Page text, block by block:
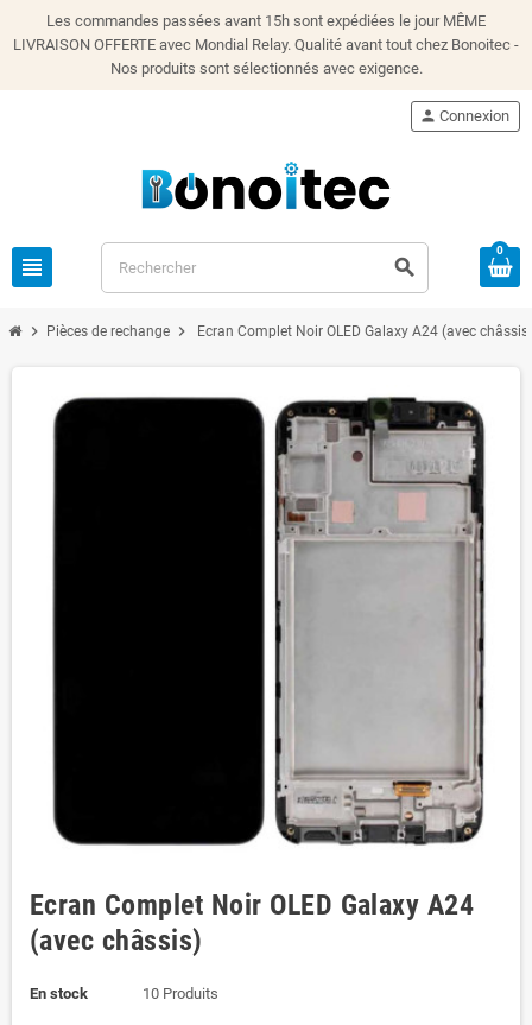
Les commandes passées avant 15h sont expédiées le jour MÊME
LIVRAISON OFFERTE avec Mondial Relay. Qualité avant tout chez Bonoitec -
Nos produits sont sélectionnés avec exigence.
view_headline search
person Connexion
0
chevron_right Pièces de rechange chevron_right Ecran Complet Noir OLED Galaxy A24 (avec châssis)
Ecran Complet Noir OLED Galaxy A24
(avec châssis)
En stock 10 Produits